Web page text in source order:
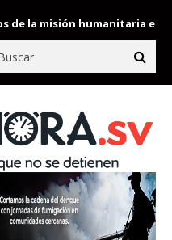
misión humanitaria enviada